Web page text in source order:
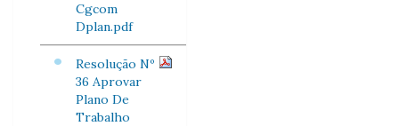
Cgcom
Dplan.pdf
Resolução Nº
36 Aprovar
Plano De
Trabalho